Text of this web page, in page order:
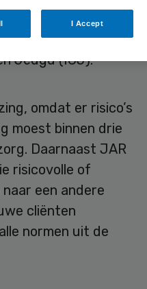
heeft de
aanwijzing had
Jeugd (IGJ).
omdat er risico’s
moest binnen drie
Daarnaast JAR
risicovolle of
een andere
cliënten
normen uit de
I Accept